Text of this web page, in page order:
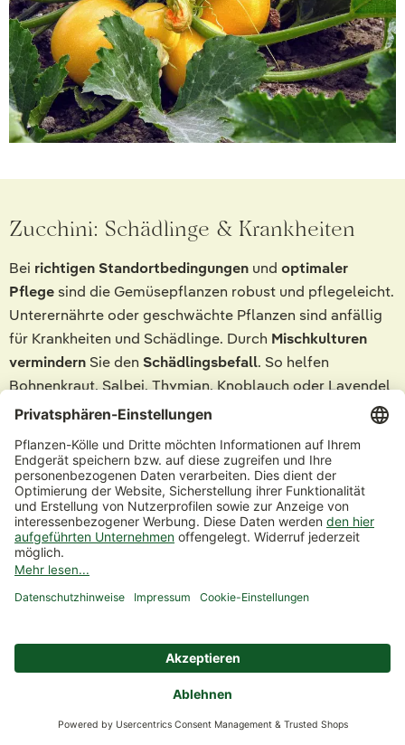
Zucchini: Schädlinge & Krankheiten
Bei richtigen Standortbedingungen und optimaler
Pflegesind die Gemüsepflanzen robust und pflegeleicht.
Unterernährte oder geschwächte Pflanzen sind anfällig
für Krankheiten und Schädlinge. Durch Mischkulturen
vermindern Sie den Schädlingsbefall. So helfen
Bohnenkraut, Salbei, Thymian, Knoblauch oder Lavendel
dabei, durch ihren Geruch unerwünschte Schädlinge zu
Schnecken
Jungpflanzensind einLeckerbissenfürNacktchnecken
Haben sich große Blätter gebildet, stellen Schnecken
kein Problem mehr dar. Daher gilt es am Anfang der
Häufig werden Triebspitzen und Blüten von
befallen. Sobald Sie den Blattlausbefall festgestellt